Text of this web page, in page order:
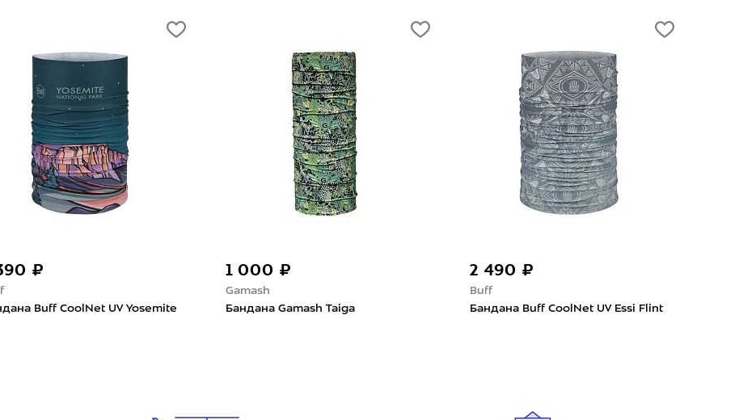
₽
Buff CoolNet UV Yosemite
1 000 ₽
Gamash
Бандана Gamash Taiga
2 490 ₽
Buff
Бандана Buff CoolNet UV Essi Flint